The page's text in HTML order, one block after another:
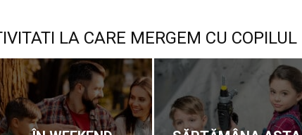
LA CARE MERGEM CU COPILUL